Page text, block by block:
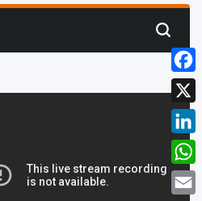
Search
X